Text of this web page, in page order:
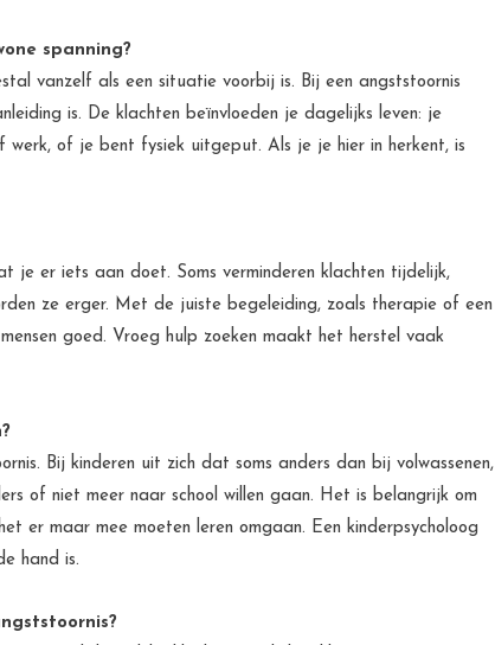
spanning?
vanzelf als een situatie voorbij is. Bij een angststoornis
is. De klachten beïnvloeden je dagelijks leven: je
of je bent fysiek uitgeput. Als je je hier in herkent, is
je er iets aan doet. Soms verminderen klachten tijdelijk,
ze erger. Met de juiste begeleiding, zoals therapie of een
goed. Vroeg hulp zoeken maakt het herstel vaak
Bij kinderen uit zich dat soms anders dan bij volwassenen,
of niet meer naar school willen gaan. Het is belangrijk om
er maar mee moeten leren omgaan. Een kinderpsycholoog
hand is.